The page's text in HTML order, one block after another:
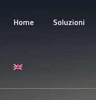
Home Soluzioni